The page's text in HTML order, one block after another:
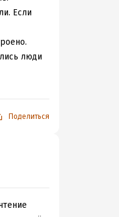
Если
люди
и в
Поделиться